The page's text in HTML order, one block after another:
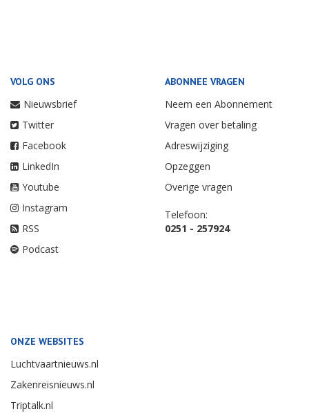
VOLG ONS
Nieuwsbrief
Twitter
Facebook
LinkedIn
Youtube
Instagram
RSS
Podcast
ABONNEE VRAGEN
Neem een Abonnement
Vragen over betaling
Adreswijziging
Opzeggen
Overige vragen
Telefoon:
0251 - 257924
ONZE WEBSITES
Luchtvaartnieuws.nl
Zakenreisnieuws.nl
Triptalk.nl